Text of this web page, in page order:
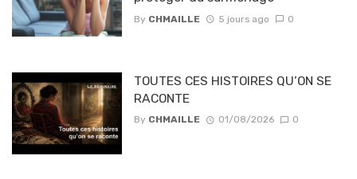
By CHMAILLE 5 jours ago 0
TOUTES CES HISTOIRES QU’ON SE
RACONTE
By CHMAILLE 01/08/2026 0